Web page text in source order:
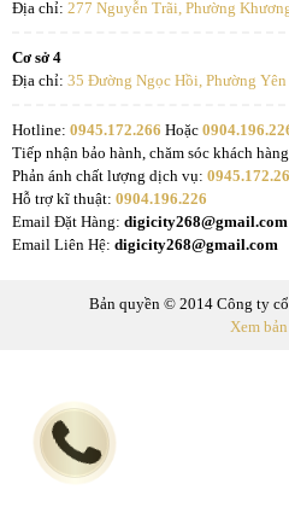
Địa chỉ: 277 Nguyễn Trãi, Phường
Cơ sở 4
Địa chỉ: 35 Đường Ngọc Hồi, Phường Yên
Hotline: 0945.172.266 Hoặc
Tiếp nhận bảo hành, chăm sóc khách
Phản ánh chất lượng dịch vụ:
Hỗ trợ kĩ thuật: 0904.196.226
Email Đặt Hàng: digicity268@gmail.com
Email Liên Hệ: digicity268@gmail.com
Bản quyền © 2014 Công ty
Xem